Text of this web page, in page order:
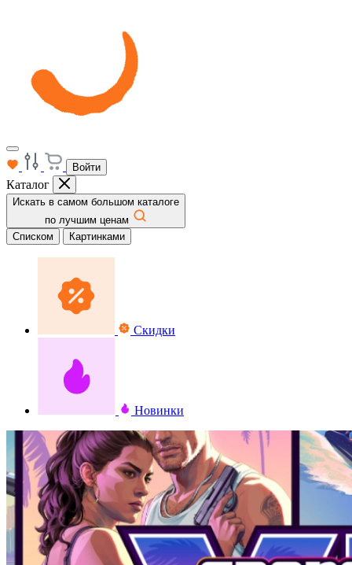
Войти
Каталог
Искать в самом большом каталоге
по лучшим ценам
Списком
Картинками
Скидки
Новинки